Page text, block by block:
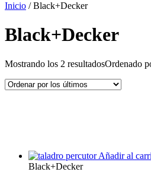
Inicio / Black+Decker
Black+Decker
Mostrando los 2 resultadosOrdenado
Añadir al
Black+Decker